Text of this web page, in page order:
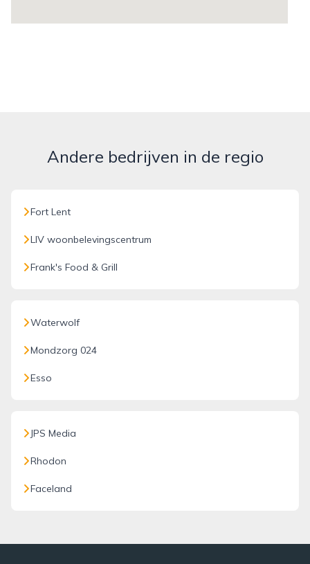
Andere bedrijven in de regio
Fort Lent
LIV woonbelevingscentrum
Frank's Food & Grill
Waterwolf
Mondzorg 024
Esso
JPS Media
Rhodon
Faceland